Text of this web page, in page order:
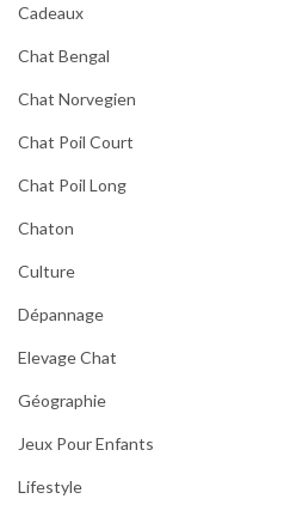
Cadeaux
Chat Bengal
Chat Norvegien
Chat Poil Court
Chat Poil Long
Chaton
Culture
Dépannage
Elevage Chat
Géographie
Jeux Pour Enfants
Lifestyle